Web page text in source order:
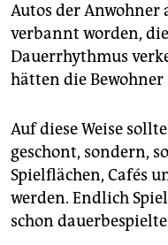
shop
fragen & hilfe
unterstützen
abo
genossenschaft
epaper login
Autos der
verbannt worden,
Dauerrhythmus
hätten die
Auf diese Weise
geschont, sondern,
Spielflächen, Cafés
werden. Endlich
schon